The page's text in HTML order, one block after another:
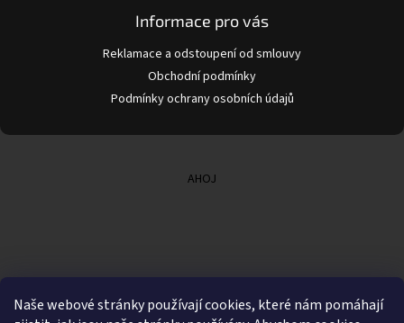
Naše webové stránky používají cookies, které nám pomáhají
Informace pro vás
Reklamace a odstoupení od smlouvy
Obchodní podmínky
Podmínky ochrany osobních údajů
AHOJ